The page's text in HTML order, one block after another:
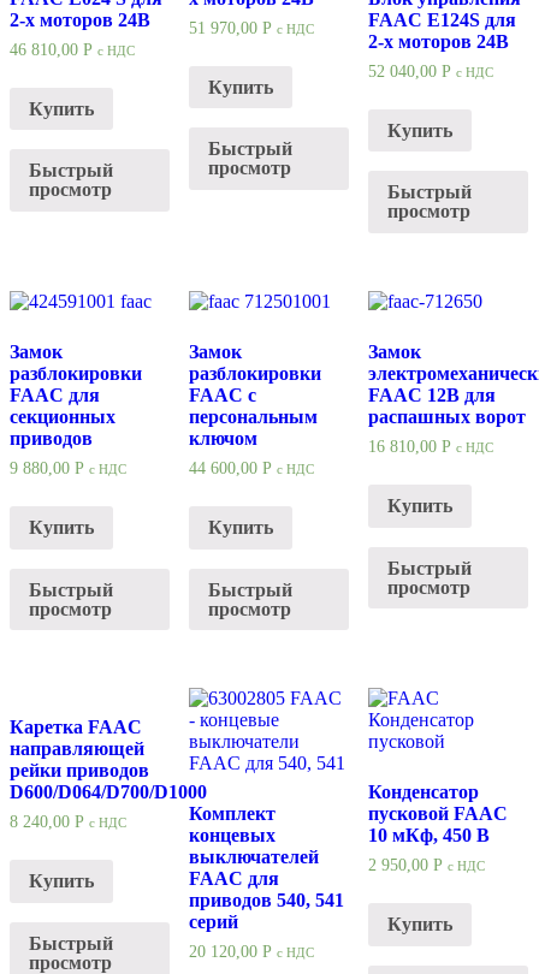
2-х моторов 24В
46 810,00 Р с НДС
Купить
Быстрый
просмотр
51 970,00Р с НДС
Купить
Быстрый
просмотр
FAAC E124S для
2-х моторов 24В
52 040,00Р с НДС
Купить
Быстрый
просмотр
Замок
разблокировки
FAAC для
секционных
приводов
9 880,00 Р с НДС
Купить
Быстрый
просмотр
Замок
разблокировки
FAAC с
персональным
ключом
44 600,00Р с НДС
Купить
Быстрый
просмотр
Замок
FAAC 12В для
распашных ворот
16 810,00Р с НДС
Купить
Быстрый
просмотр
Каретка FAAC
направляющей
рейки приводов
D600/D064/D700/D1000
8 240,00 Р с НДС
Купить
Быстрый
просмотр
Комплект
концевых
выключателей
FAAC для
приводов 540, 541
серий
20 120,00Р с НДС
Конденсатор
пусковой FAAC
10 мКф, 450 В
2 950,00Р с НДС
Купить